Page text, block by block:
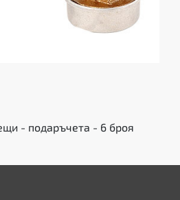
- подаръчета - 6 броя